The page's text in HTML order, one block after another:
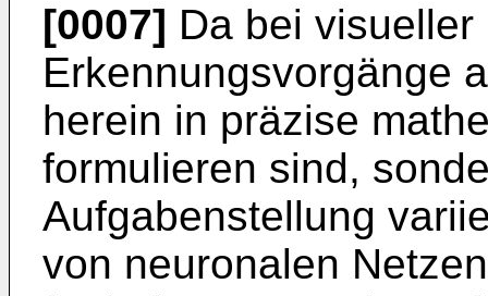
[0007] Da bei visueller
Erkennungsvorgänge
herein in präzise
formulieren sind,
Aufgabenstellung
von neuronalen